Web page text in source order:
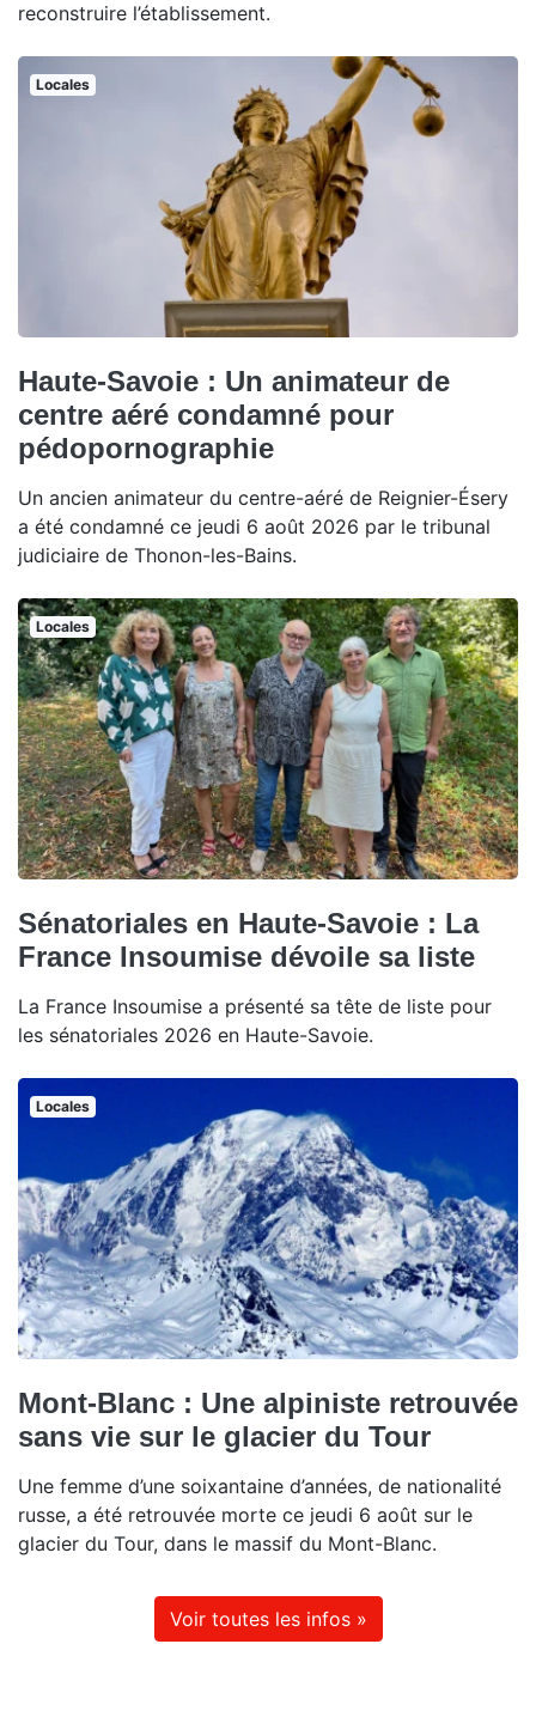
reconstruire l’établissement.
Locales
Haute-Savoie : Un animateur de
centre aéré condamné pour
pédopornographie
Un ancien animateur du centre-aéré de Reignier-Ésery
a été condamné ce jeudi 6 août 2026 par le tribunal
judiciaire de Thonon-les-Bains.
Locales
Sénatoriales en Haute-Savoie : La
France Insoumise dévoile sa liste
La France Insoumise a présenté sa tête de liste pour
les sénatoriales 2026 en Haute-Savoie.
Locales
Mont-Blanc : Une alpiniste retrouvée
sans vie sur le glacier du Tour
Une femme d’une soixantaine d’années, de nationalité
russe, a été retrouvée morte ce jeudi 6 août sur le
glacier du Tour, dans le massif du Mont-Blanc.
Voir toutes les infos »